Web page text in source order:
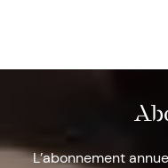
L’abonnement